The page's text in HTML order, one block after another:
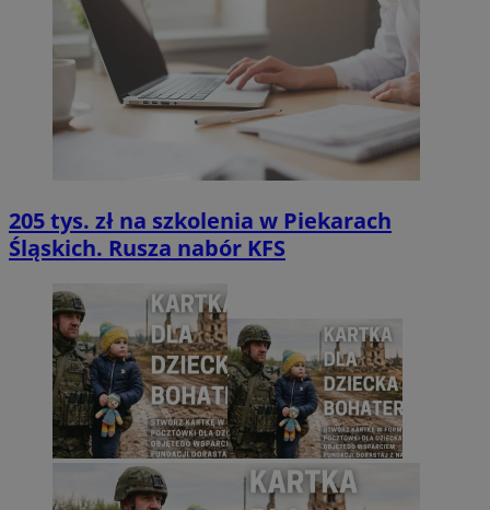
205 tys. zł na szkolenia w Piekarach
Śląskich. Rusza nabór KFS